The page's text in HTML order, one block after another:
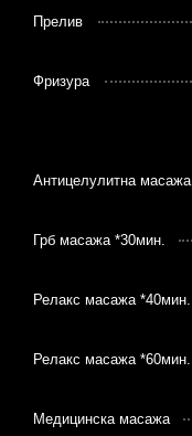
Прелив
Фризура
Антицелулитна масажа
Грб масажа *30мин.
Релакс масажа *40мин.
Релакс масажа *60мин.
Медицинска масажа